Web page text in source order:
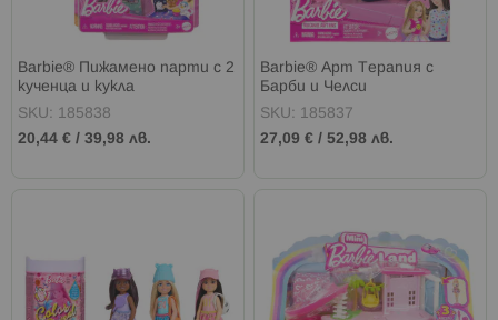
Barbie® Пижамено парти с 2
кученца и кукла
SKU: 185838
20,44 € / 39,98 лв.
Barbie® Арт Терапия с
Барби и Челси
SKU: 185837
27,09 € / 52,98 лв.